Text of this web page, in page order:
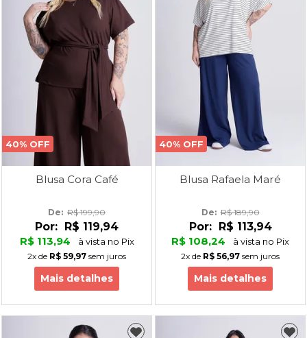
40% OFF
Blusa Cora Café
De: R$ 199,90
Por:
R$ 119,94
R$ 113,94
à vista no Pix
2x de R$ 59,97 sem juros
Mais detalhes
40% OFF
Blusa Rafaela Maré
De: R$ 189,90
Por:
R$ 113,94
R$ 108,24
à vista no Pix
2x de R$ 56,97 sem juros
Mais detalhes